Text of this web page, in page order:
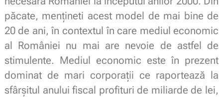
păcate, mențineti acest model de mai bine de
20 de ani, în contextul în care mediul economic
al României nu mai are nevoie de astfel de
stimulente. Mediul economic este în prezent
dominat de mari corporații ce raportează la
sfârșitul anului fiscal profituri de miliarde de lei,